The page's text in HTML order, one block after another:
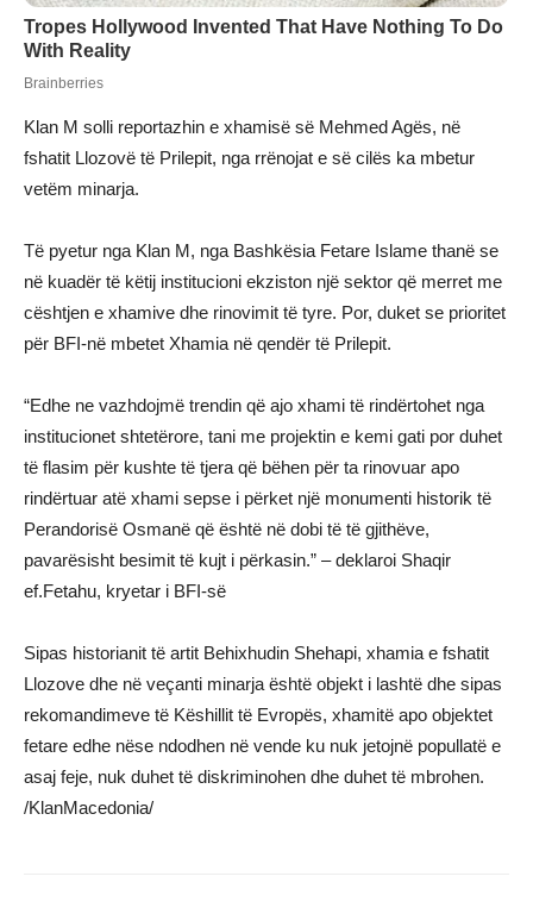
Klan M solli reportazhin e xhamisë së Mehmed Agës, në
fshatit Llozovë të Prilepit, nga rrënojat e së cilës ka mbetur
vetëm minarja.
Të pyetur nga Klan M, nga Bashkësia Fetare Islame thanë se
në kuadër të këtij institucioni ekziston një sektor që merret me
cështjen e xhamive dhe rinovimit të tyre. Por, duket se prioritet
për BFI-në mbetet Xhamia në qendër të Prilepit.
“Edhe ne vazhdojmë trendin që ajo xhami të rindërtohet nga
institucionet shtetërore, tani me projektin e kemi gati por duhet
të flasim për kushte të tjera që bëhen për ta rinovuar apo
rindërtuar atë xhami sepse i përket një monumenti historik të
Perandorisë Osmanë që është në dobi të të gjithëve,
pavarësisht besimit të kujt i përkasin.” – deklaroi Shaqir
ef.Fetahu, kryetar i BFI-së
Sipas historianit të artit Behixhudin Shehapi, xhamia e fshatit
Llozove dhe në veçanti minarja është objekt i lashtë dhe sipas
rekomandimeve të Këshillit të Evropës, xhamitë apo objektet
fetare edhe nëse ndodhen në vende ku nuk jetojnë popullatë e
asaj feje, nuk duhet të diskriminohen dhe duhet të mbrohen.
/KlanMacedonia/